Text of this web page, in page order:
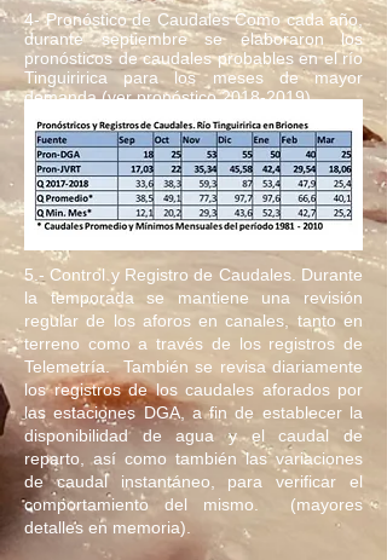
4- Pronóstico de Caudales Como cada año,
durante septiembre se elaboraron los
pronósticos de caudales probables en el río
Tinguiririca para los meses de mayor
demanda.(ver pronóstico2018-2019).
5.- Control y Registro de Caudales. Durante
la temporada se mantiene una revisión
regular de los aforos en canales, tanto en
terreno como a través de los registros de
Telemetría. También se revisa diariamente
los registros de los caudales aforados por
las estaciones DGA, a fin de establecer la
disponibilidad de agua y el caudal de
reparto, así como también las variaciones
de caudal instantáneo, para verificar el
comportamiento del mismo. (mayores
detalles en memoria).